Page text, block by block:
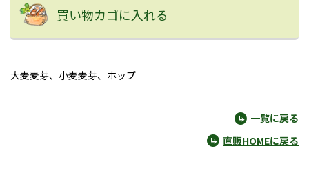
買い物カゴに入れる
大麦麦芽、小麦麦芽、ホップ
一覧に戻る
直販HOMEに戻る